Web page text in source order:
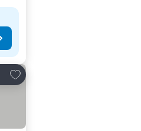
Dodati u favorite